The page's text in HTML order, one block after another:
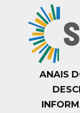
ANAIS